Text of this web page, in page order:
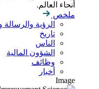
أنحاء العالم.
ملخص
الرؤية والرسالة
تاريخ
الناس
الشؤون المالية
وظائف
أخبار
Image